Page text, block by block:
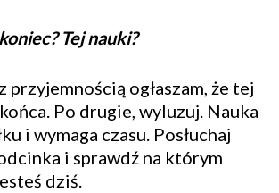
Tej nauki?
przyjemnością ogłaszam, że tej
Po drugie, wyluzuj. Nauka
i wymaga czasu. Posłuchaj
i sprawdź na którym
dziś.